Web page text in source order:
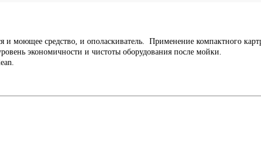
моющее средство, и ополаскиватель. Применение компактного
экономичности и чистоты оборудования после мойки.